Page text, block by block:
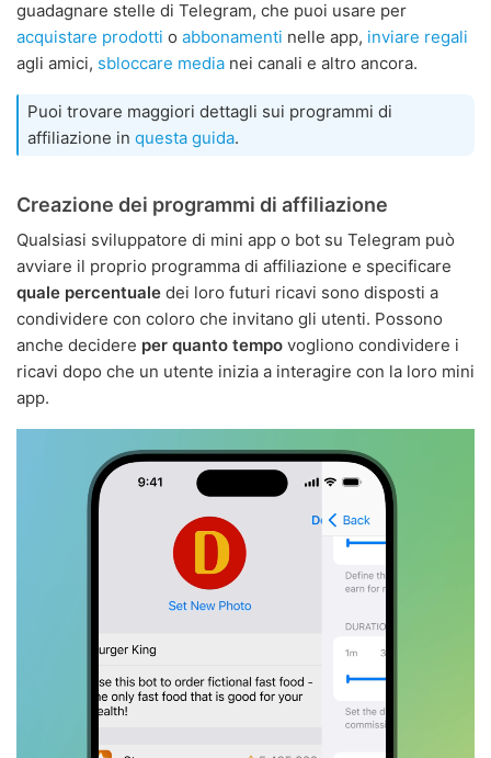
guadagnare stelle di Telegram, che puoi usare per
acquistare prodotti o abbonamenti nelle app, inviare regali
agli amici, sbloccare media nei canali e altro ancora.
Puoi trovare maggiori dettagli sui programmi di
affiliazione in questa guida.
Creazione dei programmi di affiliazione
Qualsiasi sviluppatore di mini app o bot su Telegram può
avviare il proprio programma di affiliazione e specificare
quale percentuale dei loro futuri ricavi sono disposti a
condividere con coloro che invitano gli utenti. Possono
anche decidere per quanto tempo vogliono condividere i
ricavi dopo che un utente inizia a interagire con la loro mini
app.